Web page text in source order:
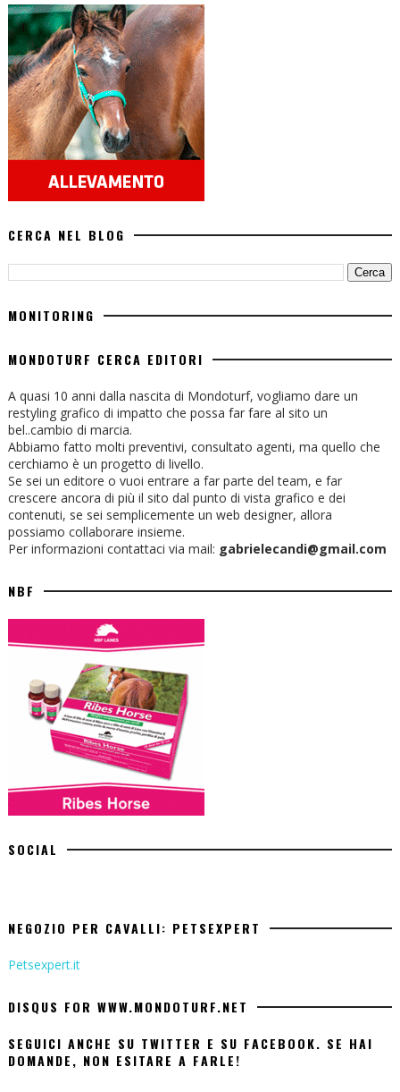
CERCA NEL BLOG
MONITORING
MONDOTURF CERCA EDITORI
A quasi 10 anni dalla nascita di Mondoturf, vogliamo dare un
restyling grafico di impatto che possa far fare al sito un
bel..cambio di marcia.
Abbiamo fatto molti preventivi, consultato agenti, ma quello che
cerchiamo è un progetto di livello.
Se sei un editore o vuoi entrare a far parte del team, e far
crescere ancora di più il sito dal punto di vista grafico e dei
contenuti, se sei semplicemente un web designer, allora
possiamo collaborare insieme.
Per informazioni contattaci via mail: gabrielecandi@gmail.com
NBF
SOCIAL
NEGOZIO PER CAVALLI: PETSEXPERT
Petsexpert.it
DISQUS FOR WWW.MONDOTURF.NET
SEGUICI ANCHE SU TWITTER E SU FACEBOOK. SE HAI
DOMANDE, NON ESITARE A FARLE!